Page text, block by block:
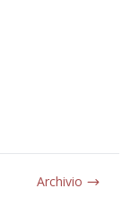
Archivio